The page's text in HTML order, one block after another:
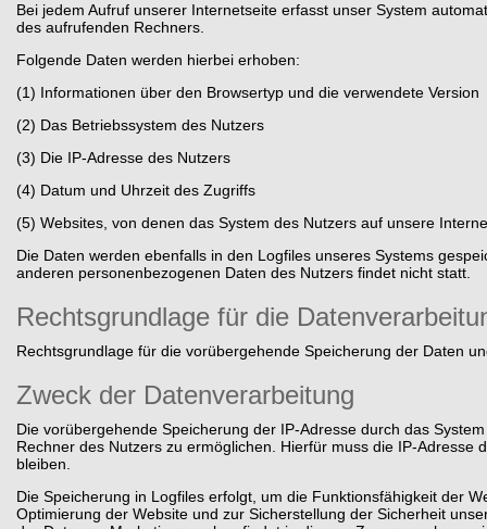
Bei jedem Aufruf unserer Internetseite erfasst unser System
des aufrufenden Rechners.
Folgende Daten werden hierbei erhoben:
(1) Informationen über den Browsertyp und die verwendete Version
(2) Das Betriebssystem des Nutzers
(3) Die IP-Adresse des Nutzers
(4) Datum und Uhrzeit des Zugriffs
(5) Websites, von denen das System des Nutzers auf unsere
Die Daten werden ebenfalls in den Logfiles unseres Systems
anderen personenbezogenen Daten des Nutzers findet nicht statt.
Rechtsgrundlage für die
Rechtsgrundlage für die vorübergehende Speicherung der Daten
Zweck der Datenverarbeitung
Die vorübergehende Speicherung der IP-Adresse durch das
Rechner des Nutzers zu ermöglichen. Hierfür muss die IP-Adresse
bleiben.
Die Speicherung in Logfiles erfolgt, um die Funktionsfähigkeit der
Optimierung der Website und zur Sicherstellung der Sicherheit